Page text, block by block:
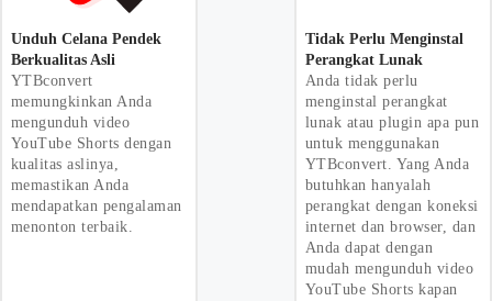
Unduh Celana Pendek
Berkualitas Asli
YTBconvert
memungkinkan Anda
mengunduh video
YouTube Shorts dengan
kualitas aslinya,
memastikan Anda
mendapatkan pengalaman
menonton terbaik.
Tidak Perlu Menginstal
Perangkat Lunak
Anda tidak perlu
menginstal perangkat
lunak atau plugin apa pun
untuk menggunakan
YTBconvert. Yang Anda
butuhkan hanyalah
perangkat dengan koneksi
internet dan browser, dan
Anda dapat dengan
mudah mengunduh video
YouTube Shorts kapan